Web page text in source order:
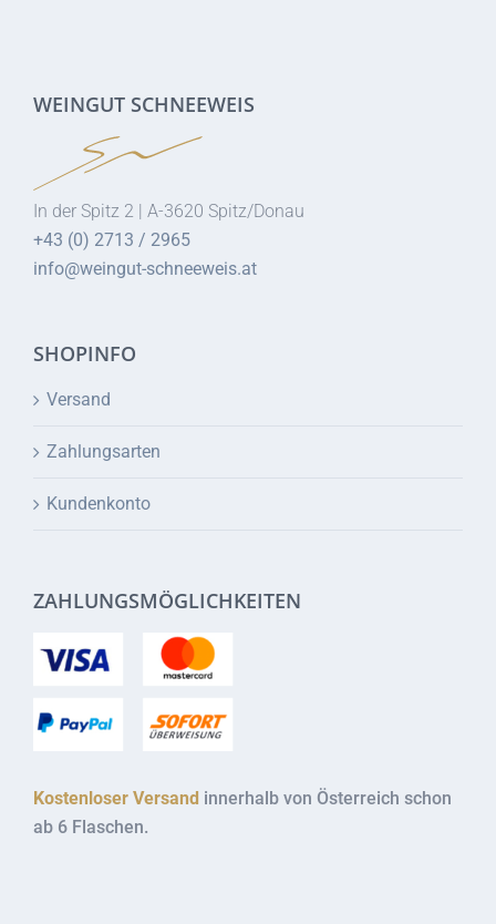
WEINGUT SCHNEEWEIS
In der Spitz 2 | A-3620 Spitz/Donau
+43 (0) 2713 / 2965
info@weingut-schneeweis.at
SHOPINFO
Versand
Zahlungsarten
Kundenkonto
ZAHLUNGSMÖGLICHKEITEN
Kostenloser Versand innerhalb von Österreich schon
ab 6 Flaschen.